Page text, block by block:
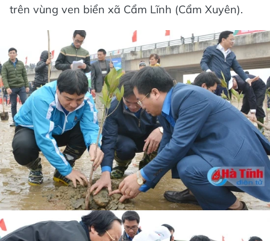
trên vùng ven biển xã Cẩm Lĩnh (Cẩm Xuyên).